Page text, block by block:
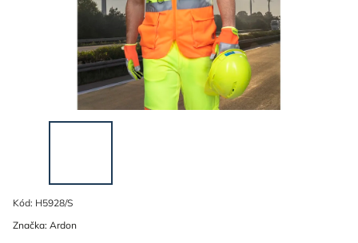
Kód: H5928/S
Značka: Ardon